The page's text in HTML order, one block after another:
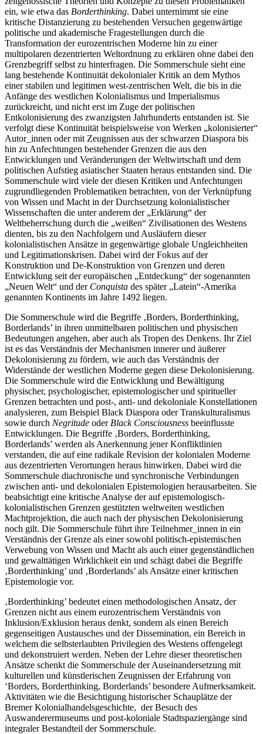
ein, wie etwa das Borderthinking. Dabei unternimmt sie eine
kritische Distanzierung zu bestehenden Versuchen gegenwärtige
politische und akademische Fragestellungen durch die
Transformation der eurozentrischen Moderne hin zu einer
multipolaren dezentrierten Weltordnung zu erklären ohne dabei den
Grenzbegriff selbst zu hinterfragen. Die Sommerschule sieht eine
lang bestehende Kontinuität dekolonialer Kritik an dem Mythos
einer stabilen und legitimen west-zentrischen Welt, die bis in die
Anfänge des westlichen Kolonialismus und Imperialismus
zurückreicht, und nicht erst im Zuge der politischen
Entkolonisierung des zwanzigsten Jahrhunderts entstanden ist. Sie
verfolgt diese Kontinuität beispielsweise von Werken „kolonisierter“
Autor_innen oder mit Zeugnissen aus der schwarzen Diaspora bis
hin zu Anfechtungen bestehender Grenzen die aus den
Entwicklungen und Veränderungen der Weltwirtschaft und dem
politischen Aufstieg asiatischer Staaten heraus entstanden sind. Die
Sommerschule wird viele der diesen Kritiken und Anfechtungen
zugrundliegenden Problematiken betrachten, von der Verknüpfung
von Wissen und Macht in der Durchsetzung kolonialistischer
Wissenschaften die unter anderem der „Erklärung“ der
Weltbeherrschung durch die „weißen“ Zivilisationen des Westens
dienten, bis zu den Nachfolgern und Ausläufern dieser
kolonialistischen Ansätze in gegenwärtige globale Ungleichheiten
und Legitimationskrisen. Dabei wird der Fokus auf der
Konstruktion und De-Konstruktion von Grenzen und deren
Entwicklung seit der europäischen „Entdeckung“ der sogenannten
„Neuen Welt“ und der Conquista des später „Latein“-Amerika
genannten Kontinents im Jahre 1492 liegen.
Die Sommerschule wird die Begriffe ‚Borders, Borderthinking,
Borderlands’ in ihren unmittelbaren politischen und physischen
Bedeutungen angehen, aber auch als Tropen des Denkens. Ihr Ziel
ist es das Verständnis der Mechanismen innerer und äußerer
Dekolonisierung zu fördern, wie auch das Verständnis der
Widerstände der westlichen Moderne gegen diese Dekolonisierung.
Die Sommerschule wird die Entwicklung und Bewältigung
physischer, psychologischer, epistemologischer und spiritueller
Grenzen betrachten und post-, anti- und dekoloniale Konstellationen
analysieren, zum Beispiel Black Diaspora oder Transkulturalismus
sowie durch Negritude oder Black Consciousness beeinflusste
Entwicklungen. Die Begriffe ‚Borders, Borderthinking,
Borderlands’ werden als Anerkennung jener Konfliktlinien
verstanden, die auf eine radikale Revision der kolonialen Moderne
aus dezentrierten Verortungen heraus hinwirken. Dabei wird die
Sommerschule diachronische und synchronische Verbindungen
zwischen anti- und dekolonialen Epistemologien herausarbeiten. Sie
beabsichtigt eine kritische Analyse der auf epistemologisch-
kolonialistischen Grenzen gestützten weltweiten westlichen
Machtprojektion, die auch nach der physischen Dekolonisierung
noch gilt. Die Sommerschule führt ihre Teilnehmer_innen in ein
Verständnis der Grenze als einer sowohl politisch-epistemischen
Verwebung von Wissen und Macht als auch einer gegenständlichen
und gewalttätigen Wirklichkeit ein und schägt dabei die Begriffe
‚Borderthinking’ und ‚Borderlands’ als Ansätze einer kritischen
Epistemologie vor.
‚Borderthinking’ bedeutet einen methodologischen Ansatz, der
Grenzen nicht aus einem eurozentrischem Verständnis von
Inklusion/Exklusion heraus denkt, sondern als einen Bereich
gegenseitigen Austausches und der Dissemination, ein Bereich in
welchem die selbsterlaubten Privilegien des Westens offengelegt
und dekonstruiert werden. Neben der Lehre dieser theoretischen
Ansätze schenkt die Sommerschule der Auseinandersetzung mit
kulturellen und künstlerischen Zeugnissen der Erfahrung von
‘Borders, Borderthinking, Borderlands’ besondere Aufmerksamkeit.
Aktivitäten wie die Besichtigung historischer Schauplätze der
Bremer Kolonialhandelsgeschichte, der Besuch des
Auswanderermuseums und post-koloniale Stadtspaziergänge sind
integraler Bestandteil der Sommerschule.